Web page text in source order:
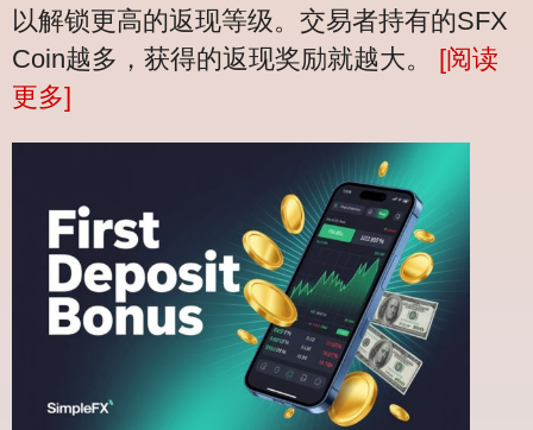
以解锁更高的返现等级。交易者持有的SFX
Coin越多，获得的返现奖励就越大。 [阅读
更多]